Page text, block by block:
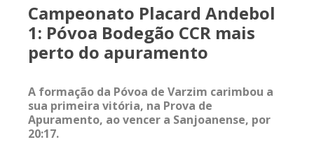
Campeonato Placard Andebol
1: Póvoa Bodegão CCR mais
perto do apuramento
A formação da Póvoa de Varzim carimbou a
sua primeira vitória, na Prova de
Apuramento, ao vencer a Sanjoanense, por
20:17.